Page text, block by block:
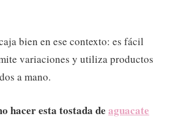
bien en ese contexto: es fácil
variaciones y utiliza productos
a mano.
hacer esta tostada de aguacate